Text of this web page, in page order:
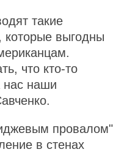
такие
которые выгодны
что кто-то
нас наши
провалом"
в стенах